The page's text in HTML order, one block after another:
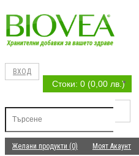
ВХОД
Стоки: 0 (0,00 лв.)
Желани продукти (0) Моят Акаунт